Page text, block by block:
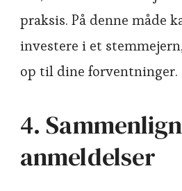
praksis. På denne måde
investere i et
op til dine forventninger.
4.
anmeldelser